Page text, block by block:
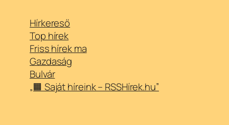
Hírkereső
Top hírek
Friss hírek ma
Gazdaság
Bulvár
„🟧 Saját híreink – RSSHírek.hu”